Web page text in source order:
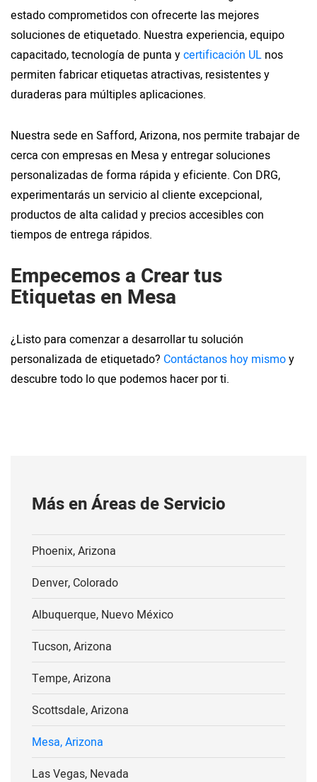
estado comprometidos con ofrecerte las mejores
soluciones de etiquetado. Nuestra experiencia, equipo
capacitado, tecnología de punta ycertificación UL nos
permiten fabricar etiquetas atractivas, resistentes y
duraderas para múltiples aplicaciones.
Nuestra sede en Safford, Arizona, nos permite trabajar de
cerca con empresas en Mesa y entregar soluciones
personalizadas de forma rápida y eficiente. Con DRG,
experimentarás un servicio al cliente excepcional,
productos de alta calidad y precios accesibles con
tiempos de entrega rápidos.
Empecemos a Crear tus
Etiquetas en Mesa
¿Listo para comenzar a desarrollar tu solución
personalizada de etiquetado? Contáctanos hoy mismoy
descubre todo lo que podemos hacer por ti.
Más en Áreas de Servicio
Phoenix, Arizona
Denver, Colorado
Albuquerque, Nuevo México
Tucson, Arizona
Tempe, Arizona
Scottsdale, Arizona
Mesa, Arizona
Las Vegas, Nevada